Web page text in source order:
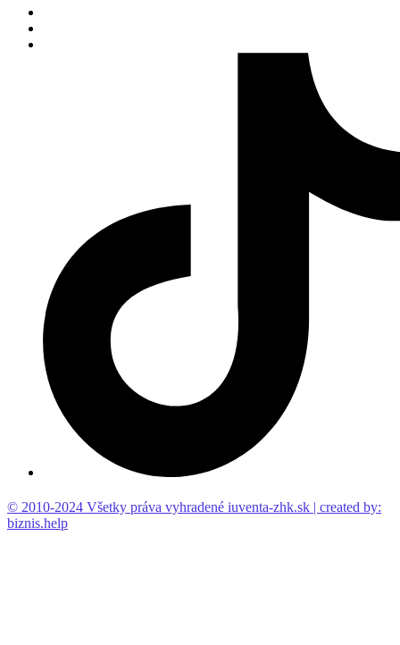
© 2010-2024 Všetky práva vyhradené iuventa-zhk.sk | created by:
biznis.help